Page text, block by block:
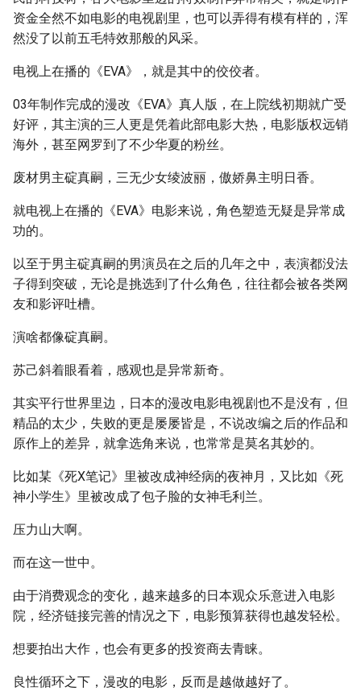
资金全然不如电影的电视剧里，也可以弄得有模有样的，浑
然没了以前五毛特效那般的风采。
电视上在播的《EVA》，就是其中的佼佼者。
03年制作完成的漫改《EVA》真人版，在上院线初期就广受
好评，其主演的三人更是凭着此部电影大热，电影版权远销
海外，甚至网罗到了不少华夏的粉丝。
废材男主碇真嗣，三无少女绫波丽，傲娇鼻主明日香。
就电视上在播的《EVA》电影来说，角色塑造无疑是异常成
功的。
以至于男主碇真嗣的男演员在之后的几年之中，表演都没法
子得到突破，无论是挑选到了什么角色，往往都会被各类网
友和影评吐槽。
演啥都像碇真嗣。
苏己斜着眼看着，感观也是异常新奇。
其实平行世界里边，日本的漫改电影电视剧也不是没有，但
精品的太少，失败的更是屡屡皆是，不说改编之后的作品和
原作上的差异，就拿选角来说，也常常是莫名其妙的。
比如某《死X笔记》里被改成神经病的夜神月，又比如《死
神小学生》里被改成了包子脸的女神毛利兰。
压力山大啊。
而在这一世中。
由于消费观念的变化，越来越多的日本观众乐意进入电影
院，经济链接完善的情况之下，电影预算获得也越发轻松。
想要拍出大作，也会有更多的投资商去青睐。
良性循环之下，漫改的电影，反而是越做越好了。